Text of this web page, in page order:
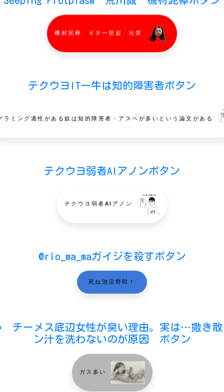
機材泥棒 ギター窃盗 出禁
テクウヨITー牛は知的障害者ボタン
ラミング適性がある奴は知的障害者・アスペが多いという論文がある
テクウヨ弱者AIアノンボタン
テクウヨ弱者AIアノン
@rio_ma_maガイジを殺すボタン
死ね池沼野郎！
チーメス底辺女性が臭い理由。実は…撒き散
ン汁を洗わないのが原因 ボタン
ガス多い